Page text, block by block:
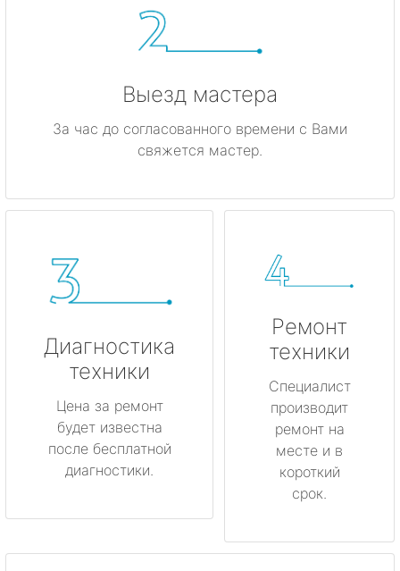
Выезд мастера
За час до согласованного времени с Вами
свяжется мастер.
Диагностика
техники
Цена за ремонт
будет известна
после бесплатной
диагностики.
Ремонт
техники
Специалист
производит
ремонт на
месте и в
короткий
срок.